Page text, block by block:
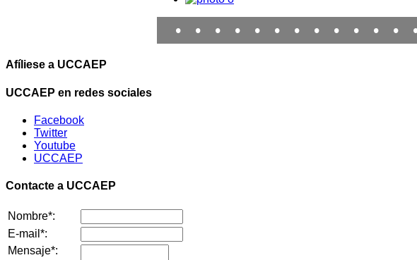
• • • • • • • • • • • •
Afíliese a UCCAEP
UCCAEP en redes sociales
Facebook
Twitter
Youtube
UCCAEP
Contacte a UCCAEP
Nombre*:
E-mail*:
Mensaje*: